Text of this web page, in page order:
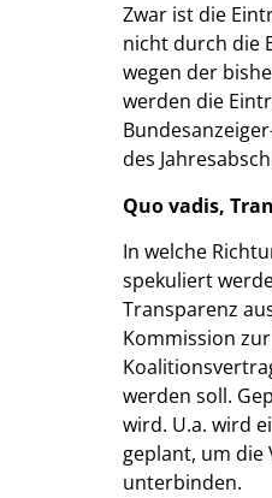
Zwar ist die
nicht durch die
wegen der
werden die
des
Quo vadis,
In welche
spekuliert
Transparenz
Kommission
werden soll.
wird. U.a. wird
geplant, um
unterbinden.